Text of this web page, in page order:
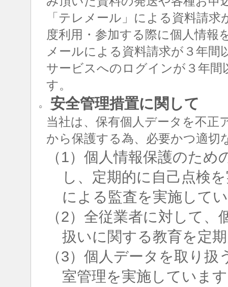
「テレメール」による資料請
度利用・参加する際に個人情
メールによる資料請求が３年間
サービスへのログインが３年間
す。
○ 安全管理措置に関して
当社は、保有個人データを不正
から保護する為、必要かつ適切
（1）個人情報保護のた
し、定期的に自己点検
による監査を実施して
（2）全従業者に対して
扱いに関する教育を定
（3）個人データを取り
室管理を実施していま